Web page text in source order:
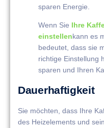
sparen Energie.
Wenn Sie Ihre
einstellenkann es
bedeutet, dass sie
richtige Einstellung
sparen und Ihren
Dauerhaftigkeit
Sie möchten, dass Ihre
des Heizelements und